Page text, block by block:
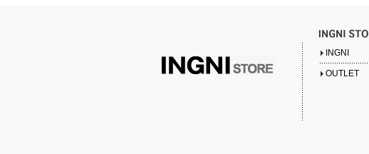
INGNI
OUTLET